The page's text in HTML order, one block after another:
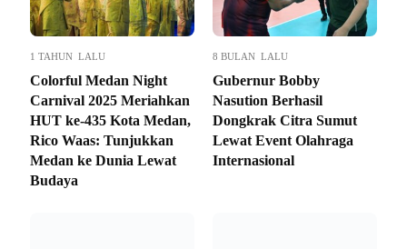
1 TAHUN LALU
Colorful Medan Night
Carnival 2025 Meriahkan
HUT ke-435 Kota Medan,
Rico Waas: Tunjukkan
Medan ke Dunia Lewat
Budaya
8 BULAN LALU
Gubernur Bobby
Nasution Berhasil
Dongkrak Citra Sumut
Lewat Event Olahraga
Internasional